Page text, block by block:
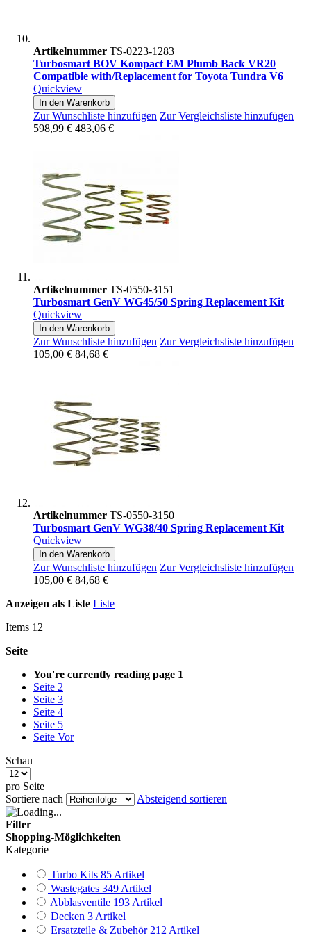
Artikelnummer TS-0223-1283
Turbosmart BOV Kompact EM Plumb Back VR20
Compatible with/Replacement for Toyota Tundra V6
Quickview
In den Warenkorb
Zur Wunschliste hinzufügen Zur Vergleichsliste hinzufügen
598,99 € 483,06 €
Artikelnummer TS-0550-3151
Turbosmart GenV WG45/50 Spring Replacement Kit
Quickview
In den Warenkorb
Zur Wunschliste hinzufügen Zur Vergleichsliste hinzufügen
105,00 € 84,68 €
Artikelnummer TS-0550-3150
Turbosmart GenV WG38/40 Spring Replacement Kit
Quickview
In den Warenkorb
Zur Wunschliste hinzufügen Zur Vergleichsliste hinzufügen
105,00 € 84,68 €
Anzeigen als Liste Liste
Items 12
Seite
You're currently reading page 1
Seite 2
Seite 3
Seite 4
Seite 5
Seite Vor
Schau
pro Seite
Sortiere nach
Absteigend sortieren
Filter
Shopping-Möglichkeiten
Kategorie
Turbo Kits 85 Artikel
Wastegates 349 Artikel
Abblasventile 193 Artikel
Decken 3 Artikel
Ersatzteile & Zubehör 212 Artikel